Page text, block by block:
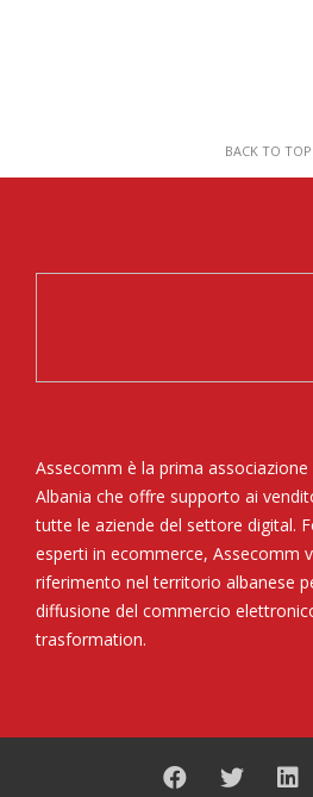
BACK TO TOP
Assecomm è la prima
Albania che offre supporto ai
tutte le aziende del settore digital.
esperti in ecommerce, Assecomm
riferimento nel territorio albanese
diffusione del commercio
trasformation.